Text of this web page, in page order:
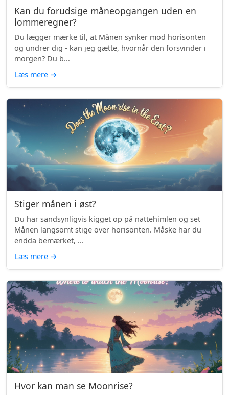
Kan du forudsige måneopgangen uden en
lommeregner?
Du lægger mærke til, at Månen synker mod horisonten
og undrer dig - kan jeg gætte, hvornår den forsvinder i
morgen? Du b...
Læs mere →
Stiger månen i øst?
Du har sandsynligvis kigget op på nattehimlen og set
Månen langsomt stige over horisonten. Måske har du
endda bemærket, ...
Læs mere →
Hvor kan man se Moonrise?